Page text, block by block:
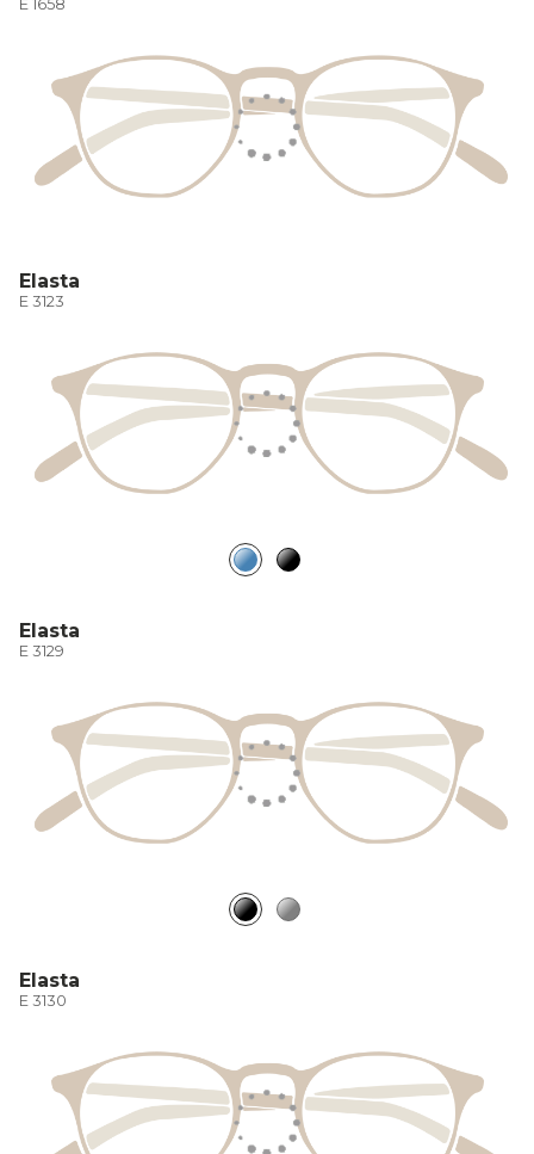
E 1658
Elasta
E 3123
Elasta
E 3129
Elasta
E 3130